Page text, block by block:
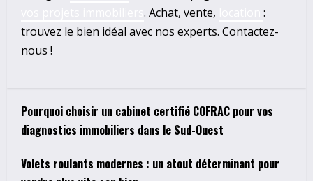
. Achat, vente,
:
trouvez le bien idéal avec nos experts. Contactez-
nous !
Pourquoi choisir un cabinet certifié COFRAC pour vos
diagnostics immobiliers dans le Sud-Ouest
Volets roulants modernes : un atout déterminant pour